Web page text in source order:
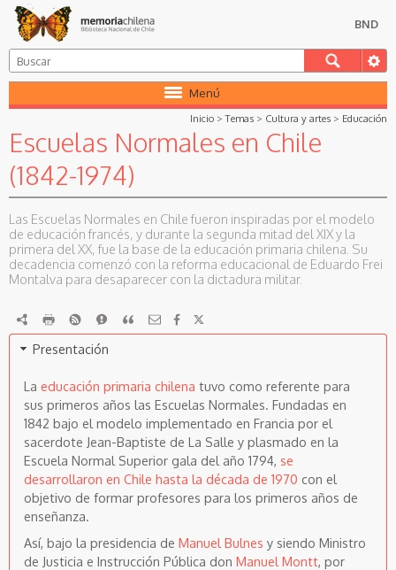
BND
Menú
Inicio >Temas > Cultura y artes > Educación
Escuelas Normales en Chile
(1842-1974)
Las Escuelas Normales en Chile fueron inspiradas por el modelo
de educación francés, y durante la segunda mitad del XIX y la
primera del XX, fue la base de la educación primaria chilena. Su
decadencia comenzó con la reforma educacional de Eduardo Frei
Montalva para desaparecer con la dictadura militar.
RDF imprimirRSS ReportarCitar
Presentación
La educación primaria chilena tuvo como referente para
sus primeros años las Escuelas Normales. Fundadas en
1842 bajo el modelo implementado en Francia por el
sacerdote Jean-Baptiste de La Salle y plasmado en la
Escuela Normal Superior gala del año 1794, se
desarrollaron en Chile hasta la década de 1970 con el
objetivo de formar profesores para los primeros años de
enseñanza.
Así, bajo la presidencia de Manuel Bulnes y siendo Ministro
de Justicia e Instrucción Pública don Manuel Montt, por